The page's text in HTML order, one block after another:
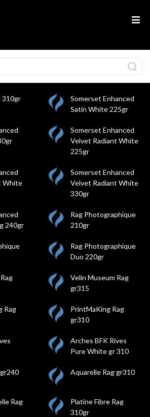
310gr
Somerset Enhanced
Satin White 225gr
Somerset Enhanced
Velvet Radiant White
225gr
White
Somerset Enhanced
Velvet Radiant White
330gr
240gr
Rag Photographique
210gr
Rag Photographique
Duo 220gr
Velin Museum Rag
gr315
Rag
PrintMaKing Rag
gr310
Arches BFK Rives
Pure White gr 310
Aquarelle Rag gr310
Rag
Platine Fibre Rag
310gr